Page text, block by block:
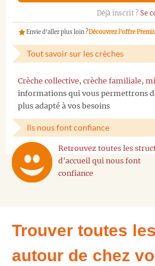
Déjà inscrit ? Se
Envie d'aller plus loin ?Découvrez l'offre
Tout savoir sur les crèches
Crèche collective, crèche familiale,
informations qui vous permettrons
plus adapté à vos besoins
Ils nous font confiance
Retrouvez toutes les
d'accueil qui nous font
confiance
Trouver toutes
autour de chez